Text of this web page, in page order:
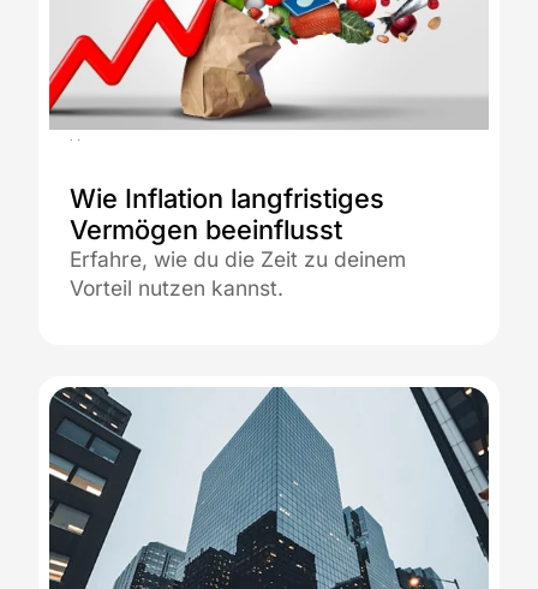
Wie Inflation langfristiges
Vermögen beeinflusst
Erfahre, wie du die Zeit zu deinem
Vorteil nutzen kannst.